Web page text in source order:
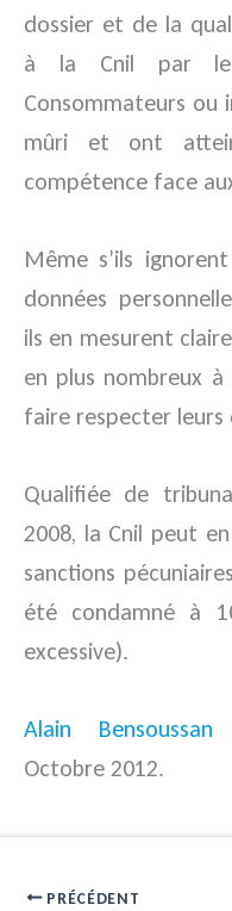
dossier et de la
à la Cnil par le
Consommateurs ou
mûri et ont
compétence face
Même s’ils
données
ils en mesurent
en plus nombreux
faire respecter leurs
Qualifiée de
2008, la Cnil peut
sanctions
été condamné à
excessive).
Alain
Octobre 2012.
PRÉCÉDENT